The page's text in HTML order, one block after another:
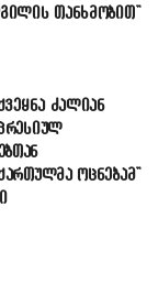
თანხმობით”
ძალიან
ოცნებამ”